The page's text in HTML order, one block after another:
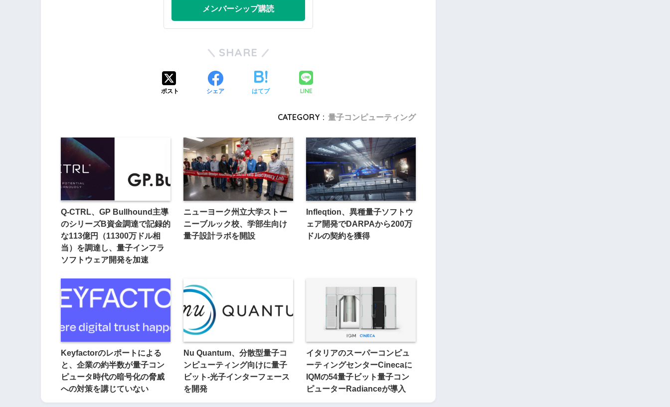
メンバーシップ購読
SHARE
ポスト シェア はてブ LINE
CATEGORY : 量子コンピューティング
Q-CTRL、GP Bullhound主導
のシリーズB資金調達で記録的
な113億円（11300万ドル相
当）を調達し、量子インフラ
ソフトウェア開発を加速
ニューヨーク州立大学ストー
ニーブルック校、学部生向け
量子設計ラボを開設
Infleqtion、異種量子ソフトウ
ェア開発でDARPAから200万
ドルの契約を獲得
Keyfactorのレポートによる
と、企業の約半数が量子コン
ピュータ時代の暗号化の脅威
への対策を講じていない
Nu Quantum、分散型量子コ
ンピューティング向けに量子
ビット-光子インターフェース
を開発
イタリアのスーパーコンピュ
ーティングセンターCinecaに
IQMの54量子ビット量子コン
ピューターRadianceが導入